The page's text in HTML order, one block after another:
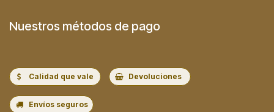
Nuestros métodos de pago
Calidad que vale Devoluciones
Envíos seguros